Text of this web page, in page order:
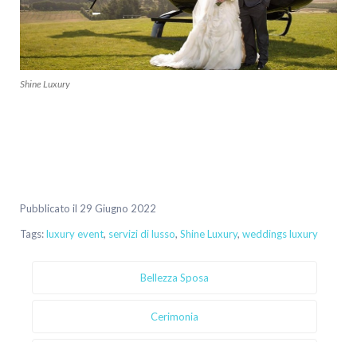
Shine Luxury
Pubblicato il 29 Giugno 2022
Tags:luxury event, servizi di lusso, Shine Luxury, weddings luxury
Bellezza Sposa
Cerimonia